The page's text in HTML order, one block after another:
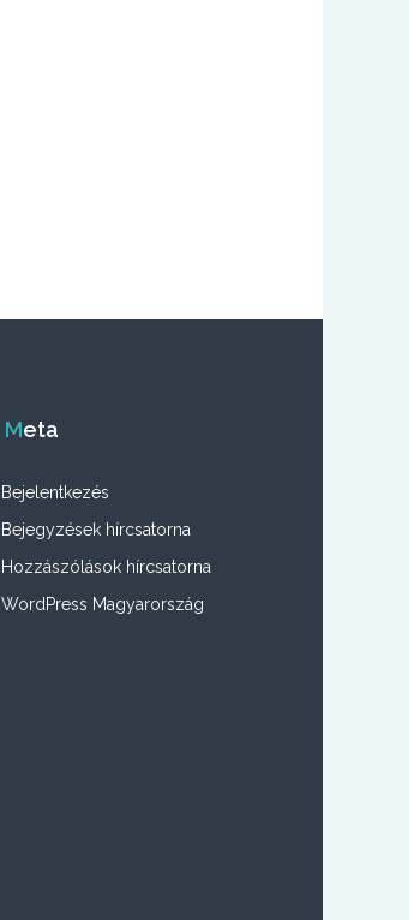
Meta
Bejelentkezés
Bejegyzések hírcsatorna
Hozzászólások hírcsatorna
WordPress Magyarország